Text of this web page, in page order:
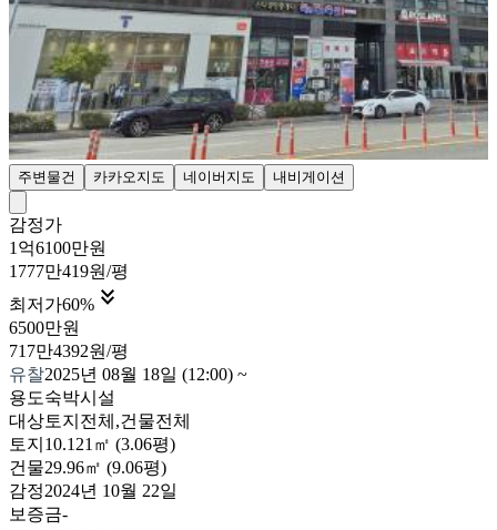
주변물건 카카오지도 네이버지도 내비게이션
감정가
1억6100만원
1777만419원/평
최저가60% 
6500만원
717만4392원/평
유찰2025년 08월 18일 (12:00) ~
용도숙박시설
대상토지전체,건물전체
토지 10.121㎡ (3.06평)
건물29.96㎡ (9.06평)
감정2024년 10월 22일
보증금-